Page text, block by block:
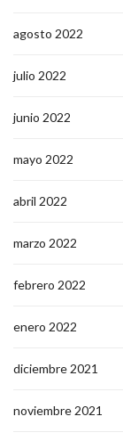
agosto 2022
julio 2022
junio 2022
mayo 2022
abril 2022
marzo 2022
febrero 2022
enero 2022
diciembre 2021
noviembre 2021